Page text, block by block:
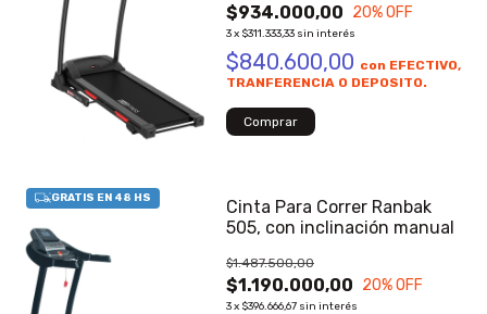
$934.000,00 20% OFF
3x $311.333,33 sin interés
$840.600,00 con EFECTIVO,
TRANFERENCIA O DEPOSITO.
Cinta Para Correr Ranbak
505, con inclinación manual
$1.190.000,00
$1.487.500,00
20% OFF
3x $396.666,67 sin interés